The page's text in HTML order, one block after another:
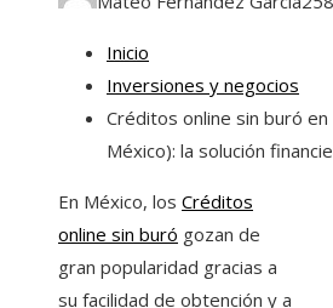
Inicio
Inversiones y negocios
Créditos online sin buró
México): la solución
En México, los Créditos
online sin buró gozan de
gran popularidad gracias a
su facilidad de obtención y a